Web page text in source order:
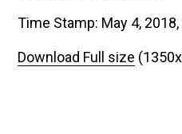
Time Stamp: May 4,
Download Full size